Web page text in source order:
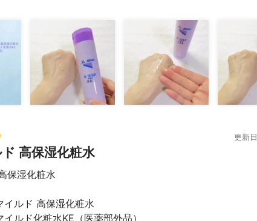
更新
高保湿化粧水
保湿化粧水
イルド 高保湿化粧水
ルド化粧水KE（医薬部外品）